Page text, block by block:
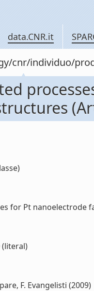
data.CNR.it
cnr/individuo/
for Pt
(literal)
F. Evangelisti (2009)